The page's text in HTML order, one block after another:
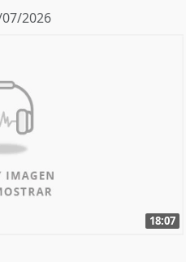
2026
18:07